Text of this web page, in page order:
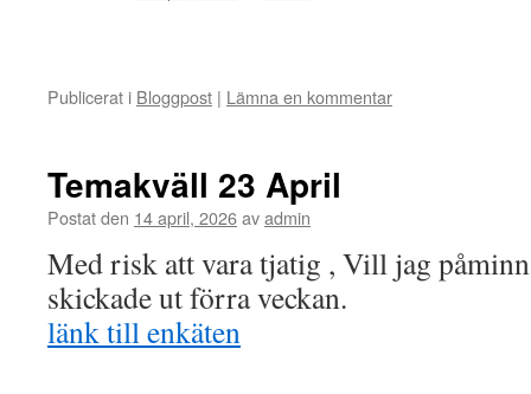
Publicerat i Bloggpost | Lämna en kommentar
Temakväll 23 April
Postat den 14 april, 2026avadmin
Med risk att vara tjatig , Vill jag
skickade ut förra veckan.
länk till enkäten